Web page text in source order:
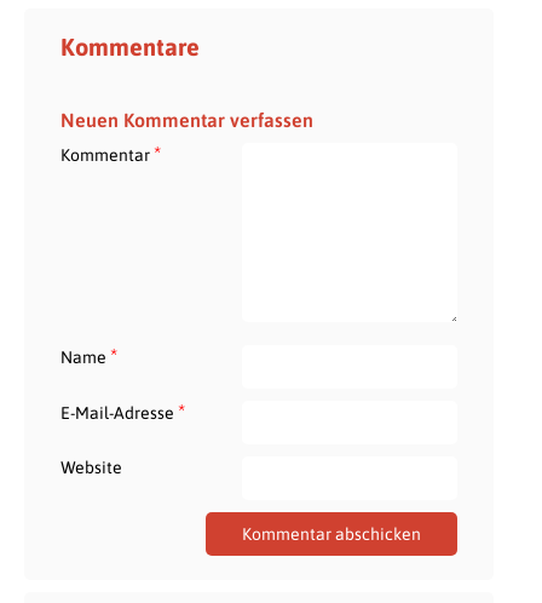
Kommentare
Neuen Kommentar verfassen
Kommentar*
Name *
E-Mail-Adresse *
Website